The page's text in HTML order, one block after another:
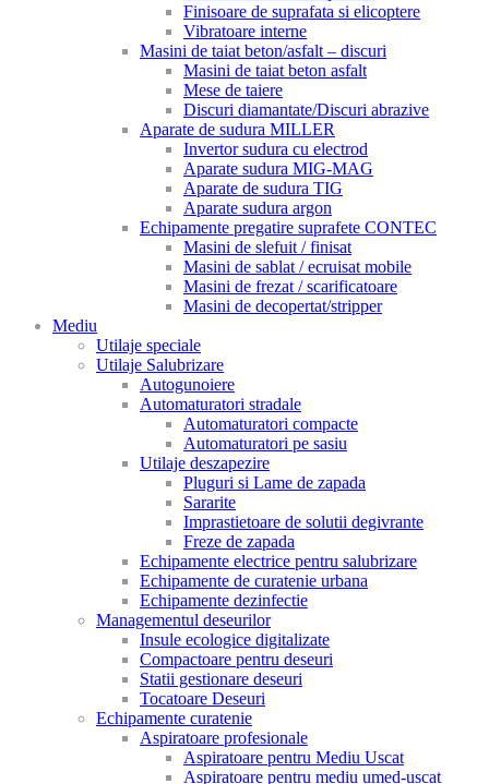
Finisoare de suprafata si elicoptere
Vibratoare interne
Masini de taiat beton/asfalt – discuri
Masini de taiat beton asfalt
Mese de taiere
Discuri diamantate/Discuri abrazive
Aparate de sudura MILLER
Invertor sudura cu electrod
Aparate sudura MIG-MAG
Aparate de sudura TIG
Aparate sudura argon
Echipamente pregatire suprafete CONTEC
Masini de slefuit / finisat
Masini de sablat / ecruisat mobile
Masini de frezat / scarificatoare
Masini de decopertat/stripper
Mediu
Utilaje speciale
Utilaje Salubrizare
Autogunoiere
Automaturatori stradale
Automaturatori compacte
Automaturatori pe sasiu
Utilaje deszapezire
Pluguri si Lame de zapada
Sararite
Imprastietoare de solutii degivrante
Freze de zapada
Echipamente electrice pentru salubrizare
Echipamente de curatenie urbana
Echipamente dezinfectie
Managementul deseurilor
Insule ecologice digitalizate
Compactoare pentru deseuri
Statii gestionare deseuri
Tocatoare Deseuri
Echipamente curatenie
Aspiratoare profesionale
Aspiratoare pentru Mediu Uscat
Aspiratoare pentru mediu umed-uscat